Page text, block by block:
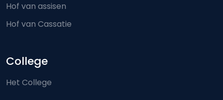
Hof van assisen
Hof van Cassatie
College
Het College